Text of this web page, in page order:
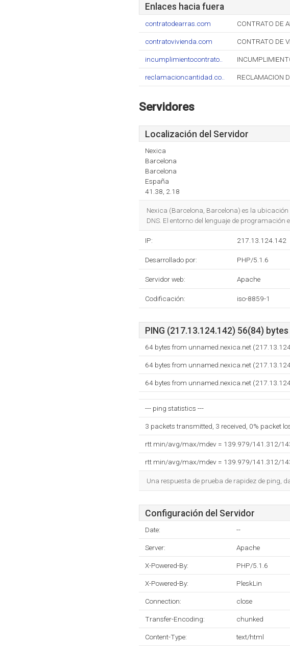
Enlaces hacia fuera
contratodearras.com CONTRATO DE
contratovivienda.com CONTRATO DE
incumplimientocontrato..
reclamacioncantidad.co.. RECLAMACION
Servidores
Localización del Servidor
Nexica
Barcelona
Barcelona
España
41.38, 2.18
Nexica (Barcelona, Barcelona) es la
DNS. El entorno del lenguaje de programación
IP: 217.13.124.142
Desarrollado por: PHP/5.1.6
Servidor web: Apache
Codificación: iso-8859-1
PING (217.13.124.142) 56(84)
64 bytes from unnamed.nexica.net
64 bytes from unnamed.nexica.net
64 bytes from unnamed.nexica.net
--- ping statistics ---
3 packets transmitted, 3 received, 0% packet
rtt min/avg/max/mdev = 139.979/141.312/
rtt min/avg/max/mdev = 139.979/141.312/
Una respuesta de prueba de rapidez de ping,
Configuración del Servidor
Date: --
Server: Apache
X-Powered-By: PHP/5.1.6
X-Powered-By: PleskLin
Connection: close
Transfer-Encoding: chunked
Content-Type: text/html